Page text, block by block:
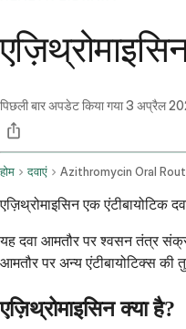
पिछली बार अपडेट किया गया3 अप्रैल
होम दवाएं Azithromycin Oral
एज़िथ्रोमाइसिन एक
यह दवा आमतौर पर श्वसन तंत्र
आमतौर पर अन्य एंटीबायोटिक्स
एज़िथ्रोमाइसिन क्या है?